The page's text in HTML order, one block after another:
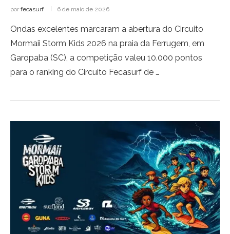
por fecasurf 6 de maio de 2026
Ondas excelentes marcaram a abertura do Circuito
Mormaii Storm Kids 2026 na praia da Ferrugem, em
Garopaba (SC), a competição valeu 10.000 pontos
para o ranking do Circuito Fecasurf de …